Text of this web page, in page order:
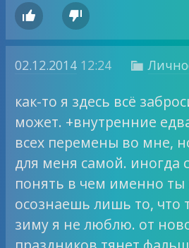
 
02.12.2014 12:24 
как-то я здесь всё
может. +внутренние
всех перемены во мне,
для меня самой.
понять в чем именно ты
осознаешь лишь то, что
зиму я не люблю. от